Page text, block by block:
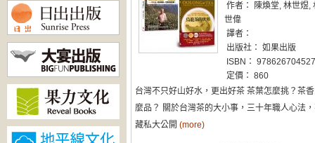
作者： 陳煥堂, 林世煜,
世偉
譯者：
出版社： 如果出版
ISBN：
定價： 860
台灣不只好山好水，更出好茶 茶葉怎麼挑？茶
麼品？ 關於台灣茶的大小事，三十年職人心法
藏私大公開 (more)